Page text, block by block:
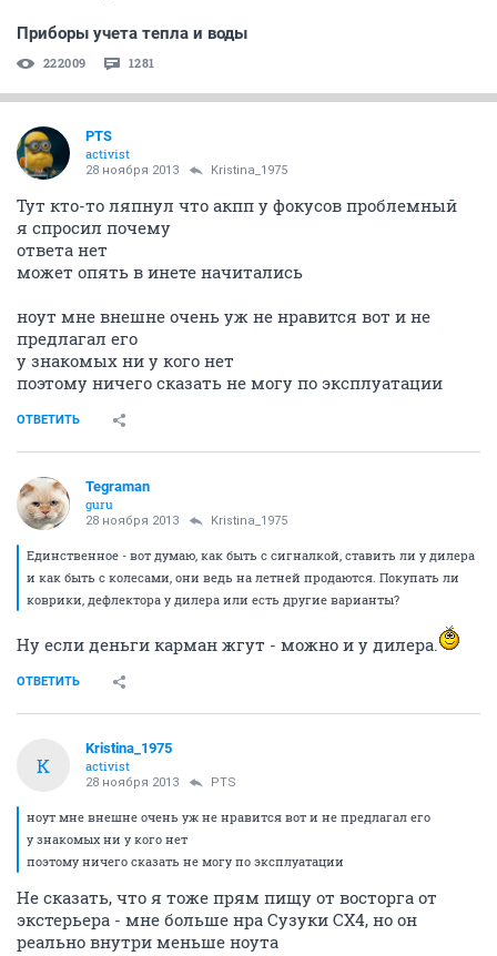
Приборы учета тепла и воды
222009 1281
PTS
activist
28 ноября 2013 Kristina_1975
Тут кто-то ляпнул что акпп у фокусов проблемный
я спросил почему
ответа нет
может опять в инете начитались
ноут мне внешне очень уж не нравится вот и не
предлагал его
у знакомых ни у кого нет
поэтому ничего сказать не могу по эксплуатации
ОТВЕТИТЬ
Tegraman
guru
28 ноября 2013 Kristina_1975
Единственное - вот думаю, как быть с сигналкой, ставить ли у дилера
и как быть с колесами, они ведь на летней продаются. Покупать ли
коврики, дефлектора у дилера или есть другие варианты?
Ну если деньги карман жгут - можно и у дилера.
ОТВЕТИТЬ
K
Kristina_1975
activist
28 ноября 2013 PTS
ноут мне внешне очень уж не нравится вот и не предлагал его
у знакомых ни у кого нет
поэтому ничего сказать не могу по эксплуатации
Не сказать, что я тоже прям пищу от восторга от
экстерьера - мне больше нра Сузуки CX4, но он
реально внутри меньше ноута